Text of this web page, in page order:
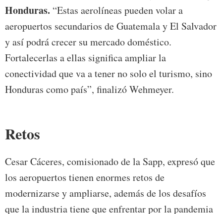
Honduras. “Estas aerolíneas pueden volar a
aeropuertos secundarios de Guatemala y El Salvador
y así podrá crecer su mercado doméstico.
Fortalecerlas a ellas significa ampliar la
conectividad que va a tener no solo el turismo, sino
Honduras como país”, finalizó Wehmeyer.
Retos
Cesar Cáceres, comisionado de la Sapp, expresó que
los aeropuertos tienen enormes retos de
modernizarse y ampliarse, además de los desafíos
que la industria tiene que enfrentar por la pandemia